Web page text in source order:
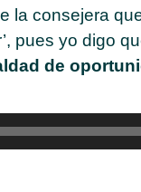
la consejera
pues yo digo
de